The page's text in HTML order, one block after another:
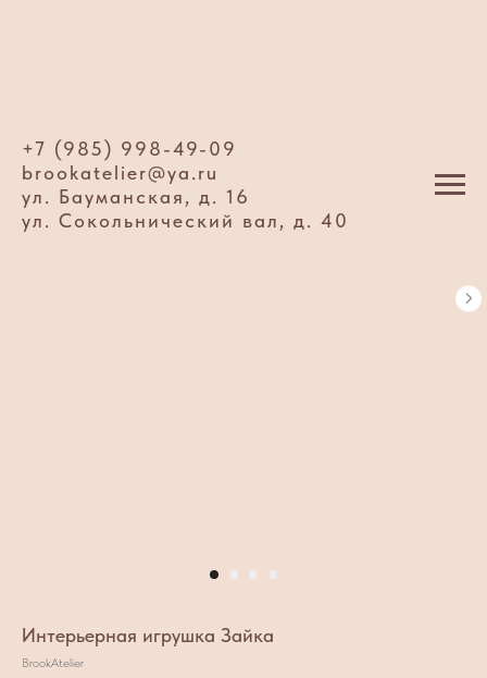
+7 (985) 998-49-09
brookatelier@ya.ru
ул. Бауманская, д. 16
ул. Сокольнический вал, д. 40
Интерьерная игрушка Зайка
BrookAtelier